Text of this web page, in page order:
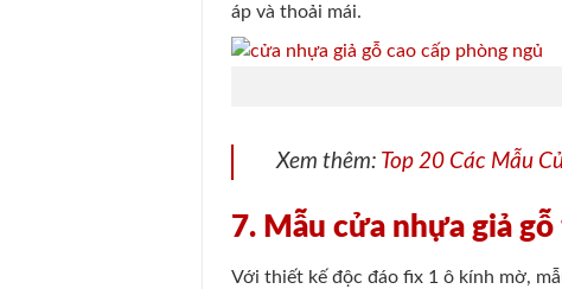
áp và thoải mái.
Xem thêm: Top 20 Các Mẫu
7. Mẫu cửa nhựa giả
Với thiết kế độc đáo fix 1 ô kính mờ,